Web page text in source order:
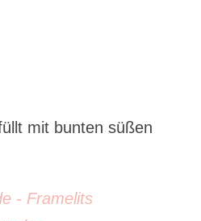
mit bunten süßen